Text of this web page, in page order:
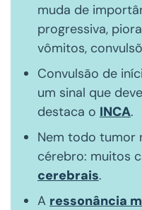
muda de
progressiva,
vômitos,
Convulsão de
um sinal que
destaca o INCA.
Nem todo tumor
cérebro: muitos
cerebrais.
A ressonância